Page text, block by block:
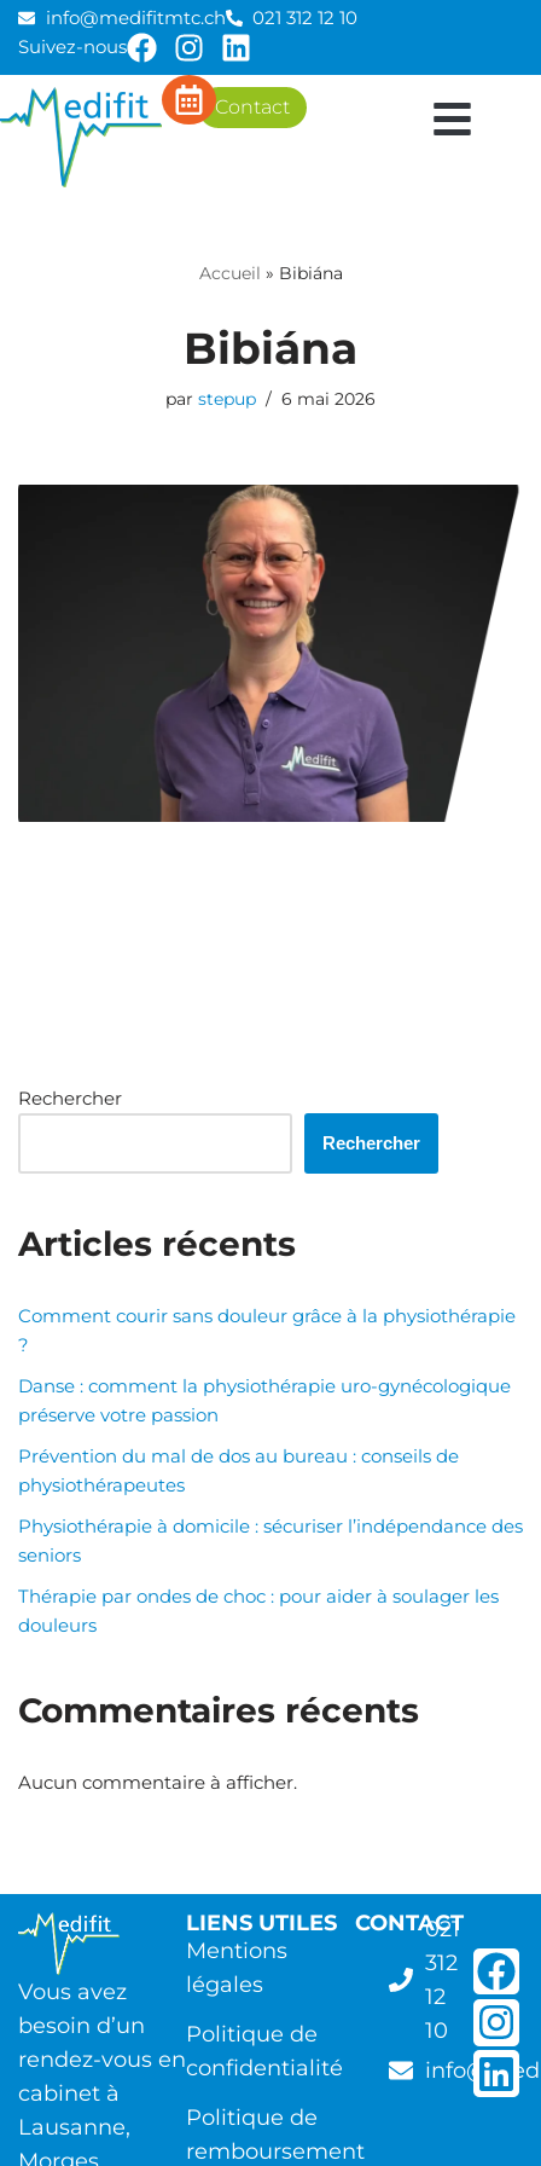
au
contenu
info@medifitmtc.ch
021 312 12 10
Suivez-nous
Contact
Accueil » Bibiána
Bibiána
par stepup 6 mai 2026
Rechercher
Rechercher
Articles récents
Comment courir sans douleur grâce à la physiothérapie
?
Danse : comment la physiothérapie uro-gynécologique
préserve votre passion
Prévention du mal de dos au bureau : conseils de
physiothérapeutes
Physiothérapie à domicile : sécuriser l’indépendance des
seniors
Thérapie par ondes de choc : pour aider à soulager les
douleurs
Commentaires récents
Aucun commentaire à afficher.
Vous avez
besoin d’un
rendez-vous en
cabinet à
Lausanne,
LIENS UTILES
Mentions
légales
Politique de
confidentialité
Politique de
remboursement
CONTACT
021
312
12
10